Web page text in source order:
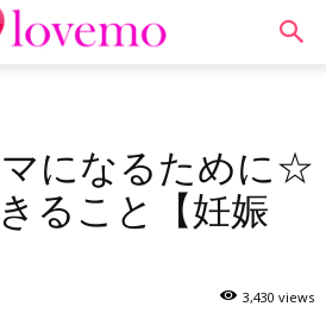
になるために☆
ること【妊娠
3,430 views